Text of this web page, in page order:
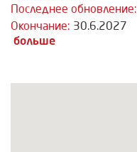
Последнее обновление:
Окончание: 30.6.2027
больше